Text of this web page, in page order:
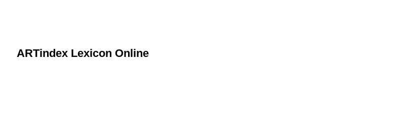
ARTindex Lexicon Online